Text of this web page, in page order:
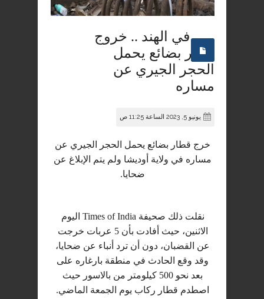
في الهند .. خروج
قطار بضائع يحمل
الحجر الجيري عن
مساره
يونيو 5, 2023 الساعة 11:25 ص
خرج قطار بضائع يحمل الحجر الجيري عن
مساره في ولاية أوديشا ولم يتم الإبلاغ عن
ضحايا.
نقلت ذلك صحيفة Times of India اليوم
الاثنين، حيث أفادت بأن 5 عربات خرجت
عن القضبان، دون أن ترد أنباء عن ضحايا،
وقد وقع الحادث في منطقة بارغاره على
بعد نحو 500 كيلومتر من بالاسور حيث
اصطدم قطار ركاب يوم الجمعة الماضي.